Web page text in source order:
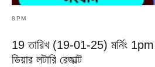
8PM
19 তারিখ (19-01-25) মর্নিং 1pm
ডিয়ার লটারি রেজাল্ট